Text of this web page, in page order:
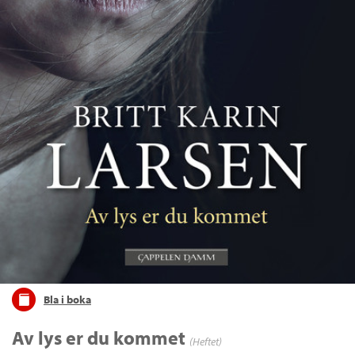
Bla i boka
Av lys er du kommet (Heftet)